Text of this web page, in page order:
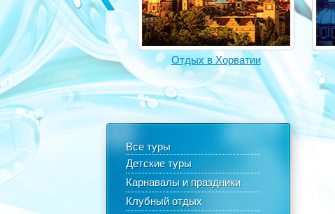
Отдых в Турции Отдых в Хорватии
Все туры
Детские туры
Карнавалы и праздники
Клубный отдых